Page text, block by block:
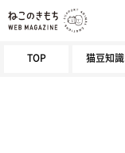
TOP 猫豆知識